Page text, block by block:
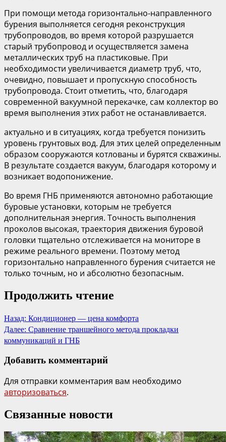
При помощи метода горизонтально-направленного
бурения выполняется сегодня реконструкция
трубопроводов, во время которой разрушается
старый трубопровод и осуществляется замена
металлических труб на пластиковые. При
необходимости увеличивается диаметр труб, что,
очевидно, повышает и пропускную способность
трубопровода. Стоит отметить, что, благодаря
современной вакуумной перекачке, сам коллектор во
время выполнения этих работ не останавливается.
актуально и в ситуациях, когда требуется понизить
уровень грунтовых вод. Для этих целей определенным
образом сооружаются котлованы и бурятся скважины.
В результате создается вакуум, благодаря которому и
возникает водопонижение.
Во время ГНБ применяются автономно работающие
буровые установки, которым не требуется
дополнительная энергия. Точность выполнения
проколов высокая, траектория движения буровой
головки тщательно отслеживается на мониторе в
режиме реального времени. Поэтому метод
горизонтально направленного бурения считается не
только точным, но и абсолютно безопасным.
Продолжить чтение
Назад: Кондиционер — цена комфорта
Далее: Сравнение траншейного метода прокладки
коммуникаций и ГНБ
Добавить комментарий
Для отправки комментария вам необходимо
авторизоваться.
Связанные новости